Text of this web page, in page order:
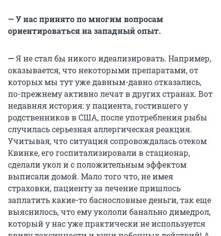
— У нас принято по многим вопросам
ориентироваться на западный опыт.
—Я не стал бы никого идеализировать. Например,
оказывается, что некоторыми препаратами, от
которых мы тут уже давным-давно отказались,
по-прежнему активно лечат в других странах. Вот
недавняя история: у пациента, гостившего у
родственников в США, после употребления рыбы
случилась серьезная аллергическая реакция.
Учитывая, что ситуация сопровождалась отеком
Квинке, его госпитализировали в стационар,
сделали укол и с положительным эффектом
выписали домой. Мало того что, не имея
страховки, пациенту за лечение пришлось
заплатить какие-то баснословные деньги, так еще
выяснилось, что ему укололи банально димедрол,
который у нас уже практически не используется